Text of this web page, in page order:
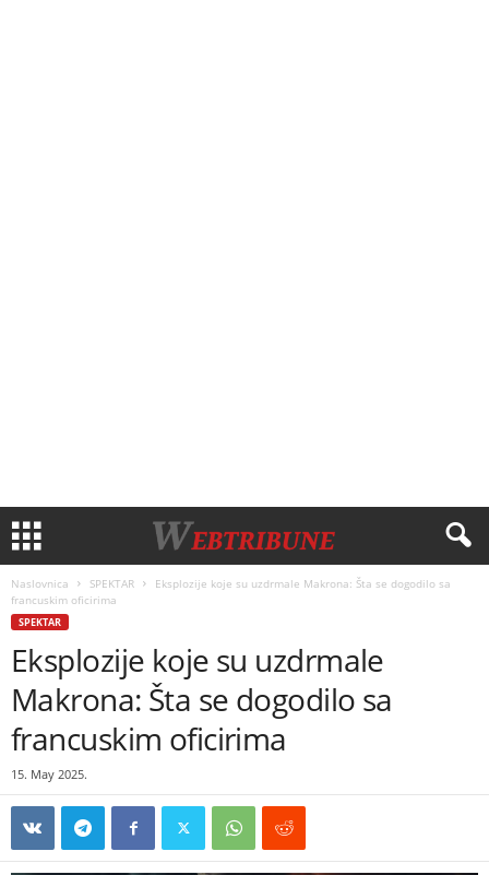
Naslovnica SPEKTAR
Eksplozije koje su uzdrmale Makrona: Šta se dogodilo sa
francuskim oficirima
SPEKTAR
Eksplozije koje su uzdrmale
Makrona: Šta se dogodilo sa
francuskim oficirima
15. May 2025.